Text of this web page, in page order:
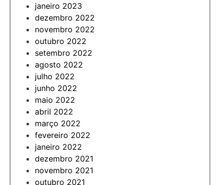
janeiro 2023
dezembro 2022
novembro 2022
outubro 2022
setembro 2022
agosto 2022
julho 2022
junho 2022
maio 2022
abril 2022
março 2022
fevereiro 2022
janeiro 2022
dezembro 2021
novembro 2021
outubro 2021